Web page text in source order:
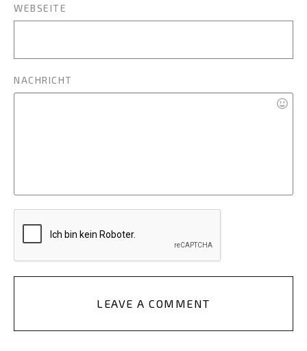
WEBSEITE
NACHRICHT
LEAVE A COMMENT